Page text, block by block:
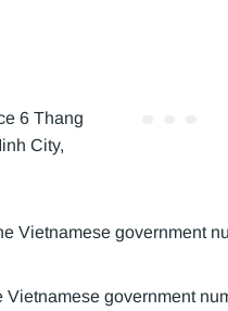
6 Thang
City,
Vietnamese government
government